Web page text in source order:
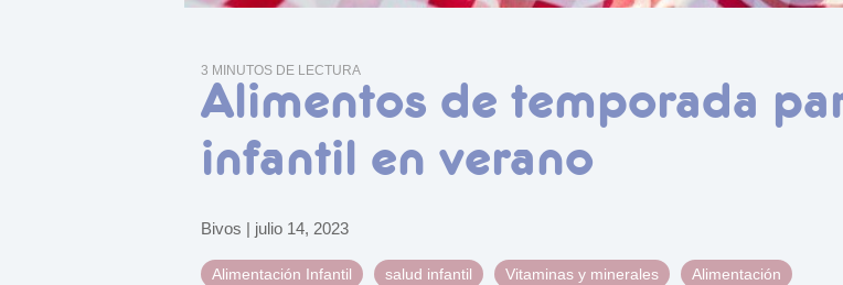
3 MINUTOS DE LECTURA
Alimentos de temporada
infantil en verano
Bivos | julio 14, 2023
Alimentación Infantil salud infantil Vitaminas y minerales Alimentación